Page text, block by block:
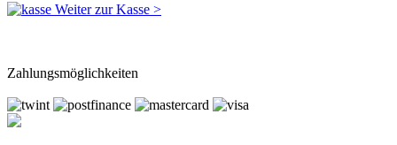
Weiter zur Kasse >
Zahlungsmöglichkeiten